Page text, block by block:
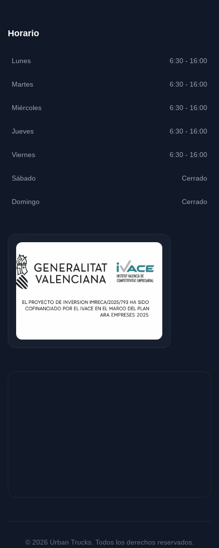
Horario
Lunes 6:30 - 16:00
Martes 6:30 - 16:00
Miércoles 6:30 - 16:00
Jueves 6:30 - 16:00
Viernes 6:30 - 16:00
Sábado Cerrado
Domingo Cerrado
© 2026 Urban Trucks. Todos los derechos reservados.